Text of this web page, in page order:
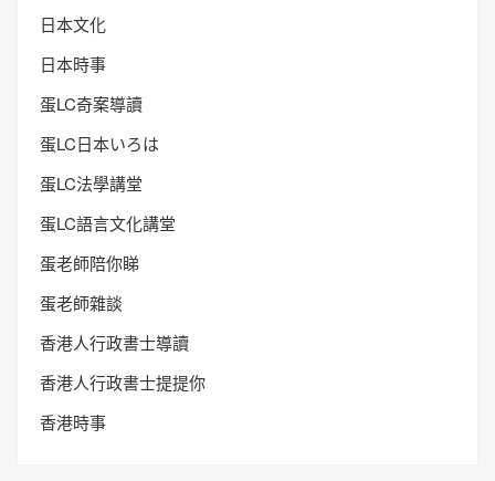
日本文化
日本時事
蛋LC奇案導讀
蛋LC日本いろは
蛋LC法學講堂
蛋LC語言文化講堂
蛋老師陪你睇
蛋老師雜談
香港人行政書士導讀
香港人行政書士提提你
香港時事